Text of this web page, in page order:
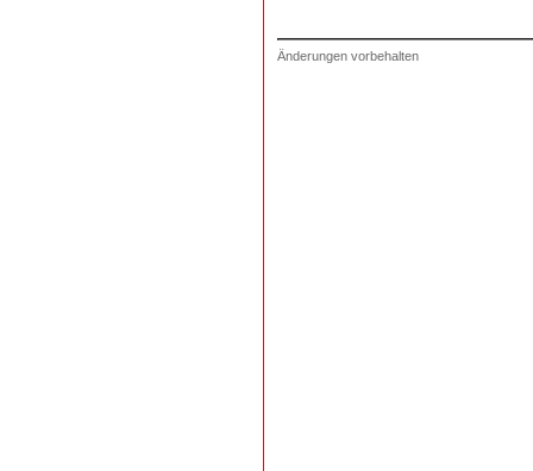
Änderungen vorbehalten